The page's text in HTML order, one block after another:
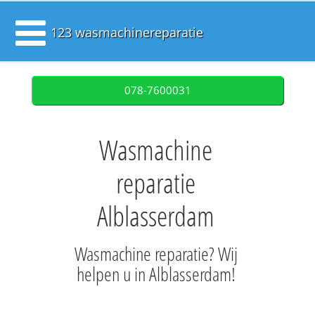
123 wasmachinereparatie
078-7600031
Wasmachine
reparatie
Alblasserdam
Wasmachine reparatie? Wij
helpen u in Alblasserdam!